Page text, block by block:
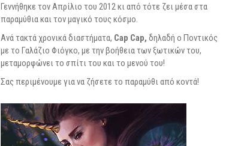
Γεννήθηκε τον Απρίλιο του 2012 κι από τότε ζει μέσα στα
παραμύθια και τον μαγικό τους κόσμο.
Ανά τακτά χρονικά διαστήματα, Cap Cap, δηλαδή ο Ποντικός
με το Γαλάζιο Φιόγκο, με την βοήθεια των ξωτικών του,
μεταμορφώνει το σπίτι του και το μενού του!
Σας περιμένουμε για να ζήσετε το παραμύθι από κοντά!